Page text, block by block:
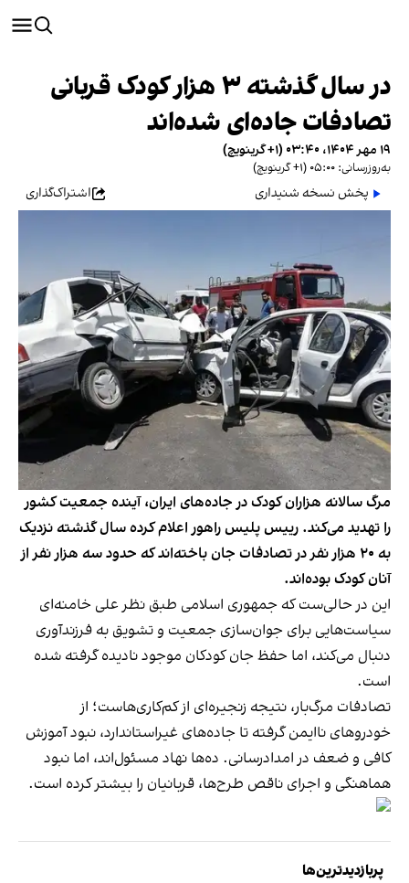
در سال گذشته ۳ هزار کودک قربانی
تصادفات جاده‌ای شده‌اند
۱۹ مهر ۱۴۰۴، ۰۳:۴۰ (‎+۱ گرینویچ)
به‌روزرسانی: ۰۵:۰۰ (‎+۱ گرینویچ)
پخش نسخه شنیداری اشتراک‌گذاری
مرگ سالانه هزاران کودک در جاده‌های ایران، آینده جمعیت کشور
را تهدید می‌کند. رییس پلیس راهور اعلام کرده سال گذشته نزدیک
به ۲۰ هزار نفر در تصادفات جان باخته‌اند که حدود سه هزار نفر از
آنان کودک بوده‌اند.
این در حالی‌ست که جمهوری اسلامی طبق نظر علی خامنه‌ای
سیاست‌هایی برای جوان‌سازی جمعیت و تشویق به فرزندآوری
دنبال می‌کند، اما حفظ جان کودکان موجود نادیده گرفته شده
است.
تصادفات مرگ‌بار، نتیجه زنجیره‌ای از کم‌کاری‌هاست؛ از
خودروهای ناایمن گرفته تا جاده‌های غیراستاندارد، نبود آموزش
کافی و ضعف در امدادرسانی. ده‌ها نهاد مسئول‌اند، اما نبود
هماهنگی و اجرای ناقص طرح‌ها، قربانیان را بیشتر کرده است.
پربازدیدترین‌ها